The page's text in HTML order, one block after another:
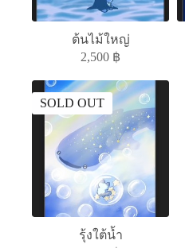
ต้นไม้ใหญ่
2,500 ฿
SOLD OUT
รุ้งใต้น้ำ